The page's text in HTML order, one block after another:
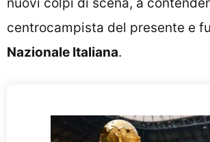
nuovi colpi di scena, a
centrocampista del presente e
Nazionale Italiana.